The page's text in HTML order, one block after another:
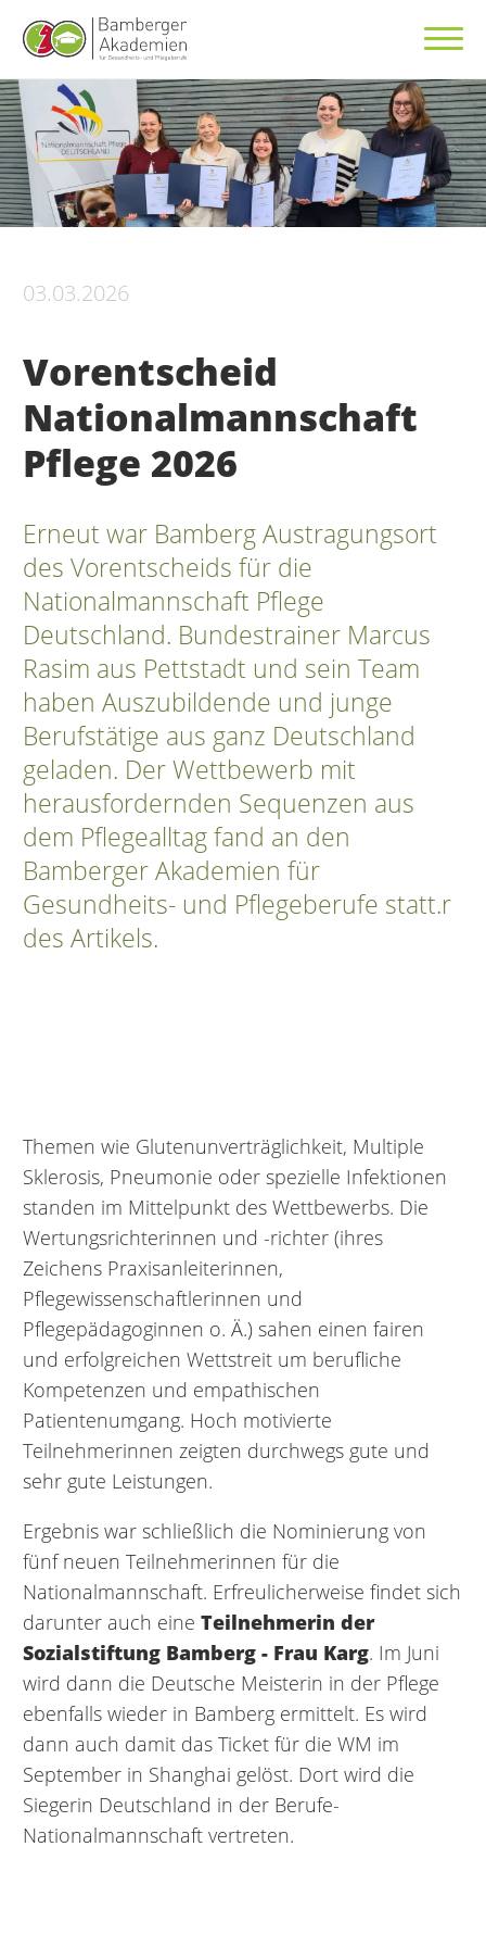
03.03.2026
Vorentscheid
Nationalmannschaft
Pflege 2026
Erneut war Bamberg Austragungsort
des Vorentscheids für die
Nationalmannschaft Pflege
Deutschland. Bundestrainer Marcus
Rasim aus Pettstadt und sein Team
haben Auszubildende und junge
Berufstätige aus ganz Deutschland
geladen. Der Wettbewerb mit
herausfordernden Sequenzen aus
dem Pflegealltag fand an den
Bamberger Akademien für
Gesundheits- und Pflegeberufe statt.r
des Artikels.
Themen wie Glutenunverträglichkeit, Multiple
Sklerosis, Pneumonie oder spezielle Infektionen
standen im Mittelpunkt des Wettbewerbs. Die
Wertungsrichterinnen und -richter (ihres
Zeichens Praxisanleiterinnen,
Pflegewissenschaftlerinnen und
Pflegepädagoginnen o. Ä.) sahen einen fairen
und erfolgreichen Wettstreit um berufliche
Kompetenzen und empathischen
Patientenumgang. Hoch motivierte
Teilnehmerinnen zeigten durchwegs gute und
sehr gute Leistungen.
Ergebnis war schließlich die Nominierung von
fünf neuen Teilnehmerinnen für die
Nationalmannschaft. Erfreulicherweise findet sich
darunter auch eine Teilnehmerin der
Sozialstiftung Bamberg - Frau Karg. Im Juni
wird dann die Deutsche Meisterin in der Pflege
ebenfalls wieder in Bamberg ermittelt. Es wird
dann auch damit das Ticket für die WM im
September in Shanghai gelöst. Dort wird die
Siegerin Deutschland in der Berufe-
Nationalmannschaft vertreten.